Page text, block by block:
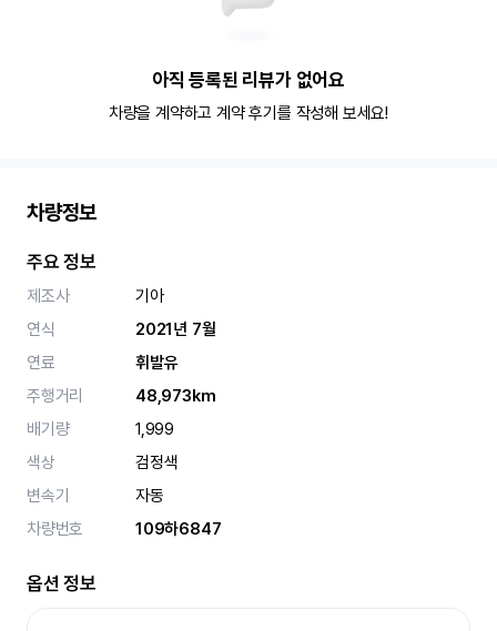
아직 등록된 리뷰가 없어요
차량을 계약하고 계약 후기를 작성해 보세요!
차량정보
주요 정보
제조사
기아
연식
2021년 7월
연료
휘발유
주행거리
48,973km
배기량
1,999
색상
검정색
변속기
자동
차량번호
109하6847
옵션 정보